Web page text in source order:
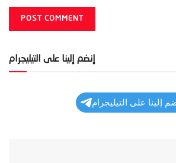
إنضم إلينا على التيليجرام
إلينا على التيليجرام